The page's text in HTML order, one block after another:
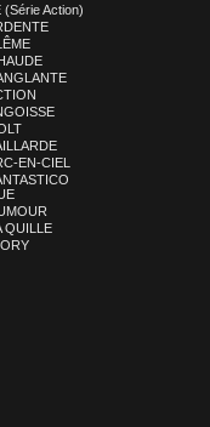
(Série Action)
EN-CIEL
QUILLE